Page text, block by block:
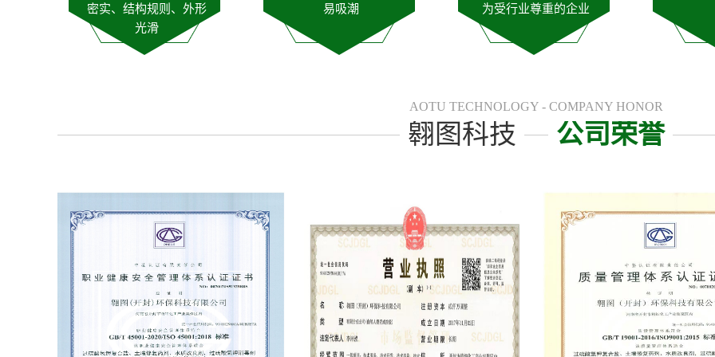
密实、结构规则、外形
光滑
易吸潮 为受行业尊重的企业
AOTU TECHNOLOGY - COMPANY HONOR
翱图科技 公司荣誉